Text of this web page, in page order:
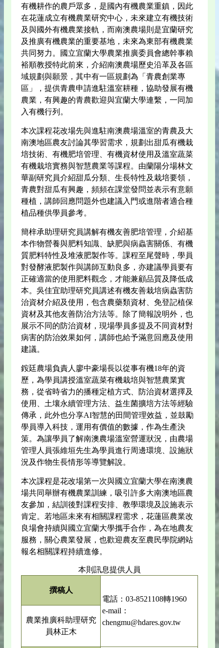
有機耕作的農戶眾多，是國內有機農業重鎮，因此
在花蓮成立有機農業研究中心，未來建立有機技術
及與國外有機農業接軌，而南澳農場則是宜蘭研究
及推廣有機農業的重要基地，未來為東部有機農業
共同努力。國立宜蘭大學農業推廣委員會總幹事賴
裕順教授特此前來，介紹南澳農場歷史沿革及各區
域規劃與願景，其中有一區規劃為「青農創業專
區」，提供青農申請進駐溫室耕種，協助發展有機
農業，有興趣的青農歡迎與宜蘭大學連繫，一同加
入有機行列。
本次課程花改場先與進駐南澳農場溫室的青農及大
南澳地區農友討論其學習需求，規劃出甜瓜有機栽
培技術、有機肥培管理、有機資材使用及溫室蔬菜
有機栽培實務與智慧農業等課程。由蘭陽分場林文
華副研究員介紹甜瓜分類、生長特性及栽培要領，
青農對甜瓜有興趣，頻頻在課堂發問並表示有意願
種植，講師回應問題外也建議入門或進階者適合種
植品種供學員參考。
簡梓承助理研究員講解有機友善肥培管理，介紹基
本作物營養與肥料知識、缺肥與病蟲害關係、有機
質肥料特性及堆液肥製作等。課程至尾聲時，學員
對發酵液肥製作與講師互動良多，亦建議學員要有
正確適當的使用肥料觀念，才能兼顧品質及降低成
本。吳佳宜助理研究員講述有機友善栽培病蟲害防
治資材介紹及使用，包含農藥類資材、免登記植保
資材及其他友善防治方法等。除了簡報說明外，也
展示不同的防治資材，現場學員多提及不同資材對
病害的防治效果如何，講師也給予滿意回應及使用
建議。
銨廷農場負責人廖中豪場長以從事有機18年的資
歷，為學員講授溫室蔬菜有機栽培與智慧農業實
務，從省時省力的播種定植方式、防治資材選擇及
使用、土壤永續管理方法、益生菌擴培方法等經驗
傳承，此外也分享AI智慧的田間管理效益，並鼓勵
學員導入科技，運用有價值的數據，作為生產決
策。為讓學員了解南澳農場溫室營運狀況，由農場
管理人員張維垣先生為學員進行周邊環境、設施狀
況及作物生長情形等導覽解說。
本次課程是花改場第一次與國立宜蘭大學在南澳農
場共同舉辦有機農業訓練，吸引許多大南澳地區農
友參加，結訓後對課程安排、教學環境及設施表示
肯定。若地區未來有相關課程需求，花蓮區農業改
良場會持續與國立宜蘭大學攜手合作，為在地農友
服務，關心農業發展，也歡迎農友至農民學院網站
報名相關課程持續進修。
本則訊息提供人員
撰稿人
電話：03-8521108轉1960
e-mail：
chengmu@hdares.gov.tw
農業推廣科助理研究
員林正木